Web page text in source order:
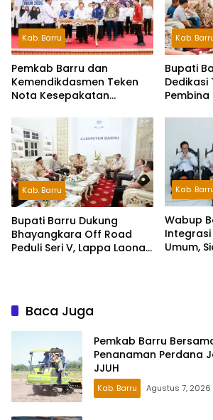
Kab. Barru
Pemkab Barru dan
Kemendikdasmen Teken
Nota Kesepakatan
Indonesia dan Bahasa
Daerah
Kab.
Bupati
Dedikasi
Kab. Barru
Bupati Barru Dukung
Bhayangkara Off Road
Peduli Seri V, Lappa Laona
Kab.
Wabup
Integrasi
Umum,
Baca Juga
Pemkab Barru
Penanaman Perdana
JJUH
Kab. Barru Agustus 7, 2026